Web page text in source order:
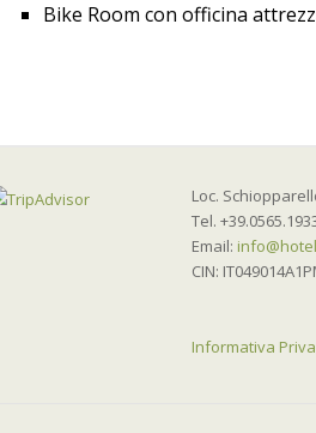
Bike Room con officina
Loc.
Tel.
Email:
CIN:
Informativa